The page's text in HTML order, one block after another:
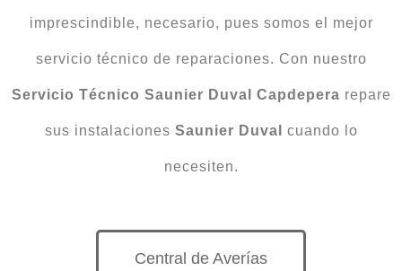
imprescindible, necesario, pues somos el mejor
servicio técnico de reparaciones. Con nuestro
Servicio Técnico Saunier Duval Capdepera repare
sus instalaciones Saunier Duval cuando lo
necesiten.
Central de Averías